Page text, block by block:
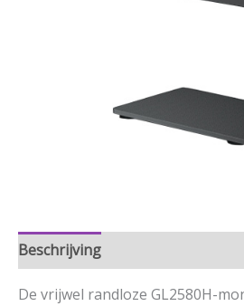
Beschrijving
De vrijwel randloze GL2580H-